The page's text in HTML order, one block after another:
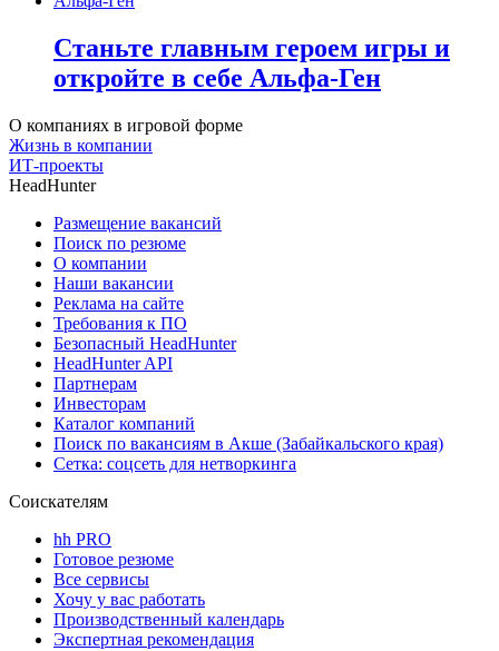
Станьте главным героем игры и
откройте в себе Альфа-Ген
О компаниях в игровой форме
Жизнь в компании
ИТ-проекты
HeadHunter
Размещение вакансий
Поиск по резюме
О компании
Наши вакансии
Реклама на сайте
Требования к ПО
Безопасный HeadHunter
HeadHunter API
Партнерам
Инвесторам
Каталог компаний
Поиск по вакансиям в Акше (Забайкальского края)
Сетка: соцсеть для нетворкинга
Соискателям
hh PRO
Готовое резюме
Все сервисы
Хочу у вас работать
Производственный календарь
Экспертная рекомендация